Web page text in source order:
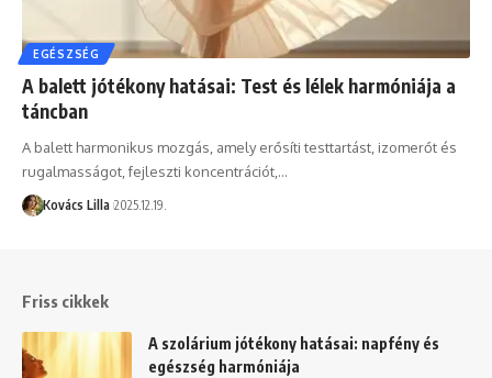
EGÉSZSÉG
A balett jótékony hatásai: Test és lélek harmóniája a
táncban
A balett harmonikus mozgás, amely erősíti testtartást, izomerőt és
rugalmasságot, fejleszti koncentrációt,…
Kovács Lilla 2025.12.19.
Friss cikkek
A szolárium jótékony hatásai: napfény és
egészség harmóniája